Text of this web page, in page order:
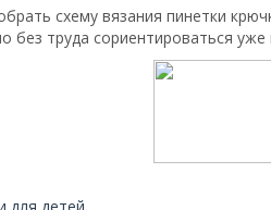
схему вязания пинетки
труда сориентироваться уже